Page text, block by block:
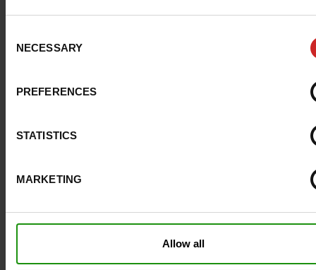
Selection
NECESSARY
PREFERENCES
STATISTICS
MARKETING
Allow all
Binnenzool
Zool
Breedte van de Raad normal
Waterbestendig Neen